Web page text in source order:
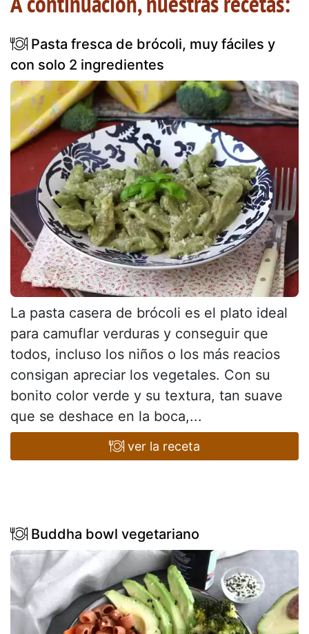
Pasta fresca de brócoli, muy fáciles y
con solo 2 ingredientes
La pasta casera de brócoli es el plato ideal
para camuflar verduras y conseguir que
todos, incluso los niños o los más reacios
consigan apreciar los vegetales. Con su
bonito color verde y su textura, tan suave
que se deshace en la boca,...
ver la receta
Buddha bowl vegetariano